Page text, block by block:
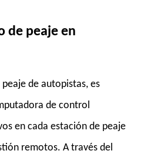
de peaje en
de autopistas, es
de control
en cada estación de peaje
remotos. A través del